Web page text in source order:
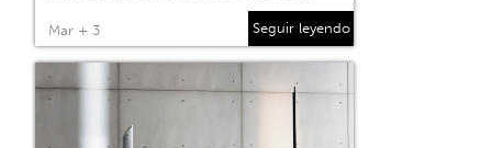
Mar + 3 Seguir leyendo